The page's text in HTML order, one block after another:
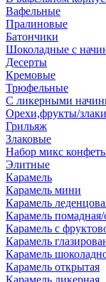
Вафельные
Пралиновые
Батончики
Шоколадные с
Десерты
Кремовые
Трюфельные
С ликерными
Орехи,фрукты/
Грильяж
Злаковые
Набор микс
Элитные
Карамель
Карамель мини
Карамель
Карамель
Карамель с
Карамель
Карамель
Карамель открытая
Карамель ликерная